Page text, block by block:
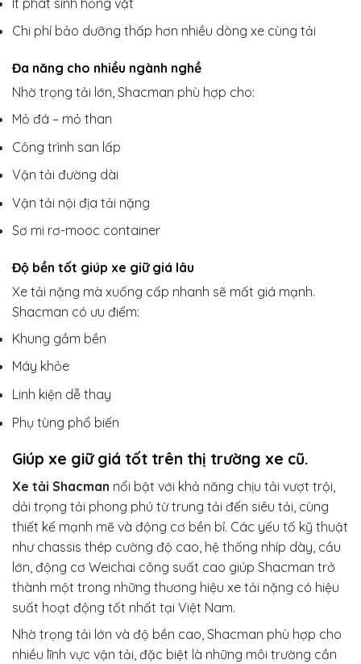
Chi phí bảo dưỡng thấp hơn nhiều dòng xe cùng tải
Đa năng cho nhiều ngành nghề
Nhờ trọng tải lớn, Shacman phù hợp cho:
Mỏ đá – mỏ than
Công trình san lấp
Vận tải đường dài
Vận tải nội địa tải nặng
Sơ mi rơ-mooc container
Độ bền tốt giúp xe giữ giá lâu
Xe tải nặng mà xuống cấp nhanh sẽ mất giá mạnh.
Shacman có ưu điểm:
Khung gầm bền
Máy khỏe
Linh kiện dễ thay
Phụ tùng phổ biến
Giúp xe giữ giá tốt trên thị trường xe cũ.
Xe tải Shacman nổi bật với khả năng chịu tải vượt trội,
dải trọng tải phong phú từ trung tải đến siêu tải, cùng
thiết kế mạnh mẽ và động cơ bền bỉ. Các yếu tố kỹ thuật
như chassis thép cường độ cao, hệ thống nhíp dày, cầu
lớn, động cơ Weichai công suất cao giúp Shacman trở
thành một trong những thương hiệu xe tải nặng có hiệu
suất hoạt động tốt nhất tại Việt Nam.
Nhờ trọng tải lớn và độ bền cao, Shacman phù hợp cho
nhiều lĩnh vực vận tải, đặc biệt là những môi trường cần